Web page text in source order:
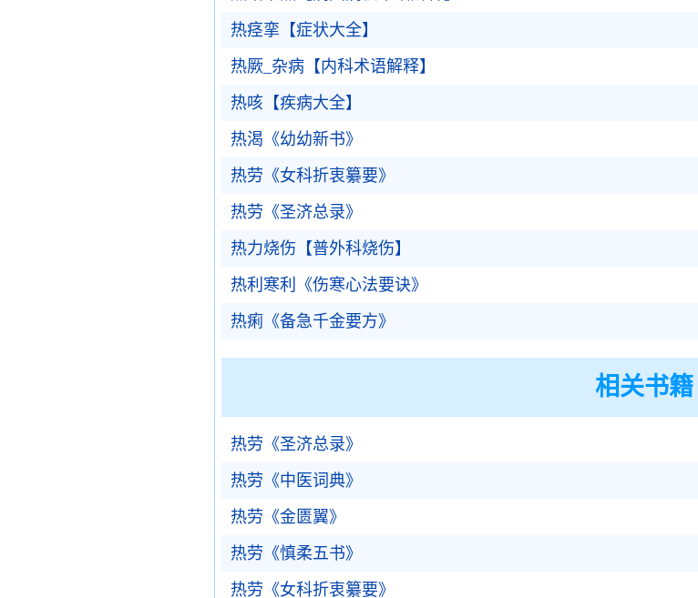
热痉挛【症状大全】
热厥_杂病【内科术语解释】
热咳【疾病大全】
热渴《幼幼新书》
热劳《女科折衷纂要》
热劳《圣济总录》
热力烧伤【普外科烧伤】
热利寒利《伤寒心法要诀》
热痢《备急千金要方》
相关书籍
热劳《圣济总录》
热劳《中医词典》
热劳《金匮翼》
热劳《慎柔五书》
热劳《女科折衷纂要》